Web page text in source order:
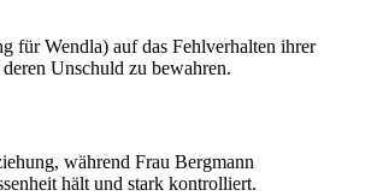
für Wendla) auf das Fehlverhalten ihrer
Unschuld zu bewahren.
während Frau Bergmann
hält und stark kontrolliert.